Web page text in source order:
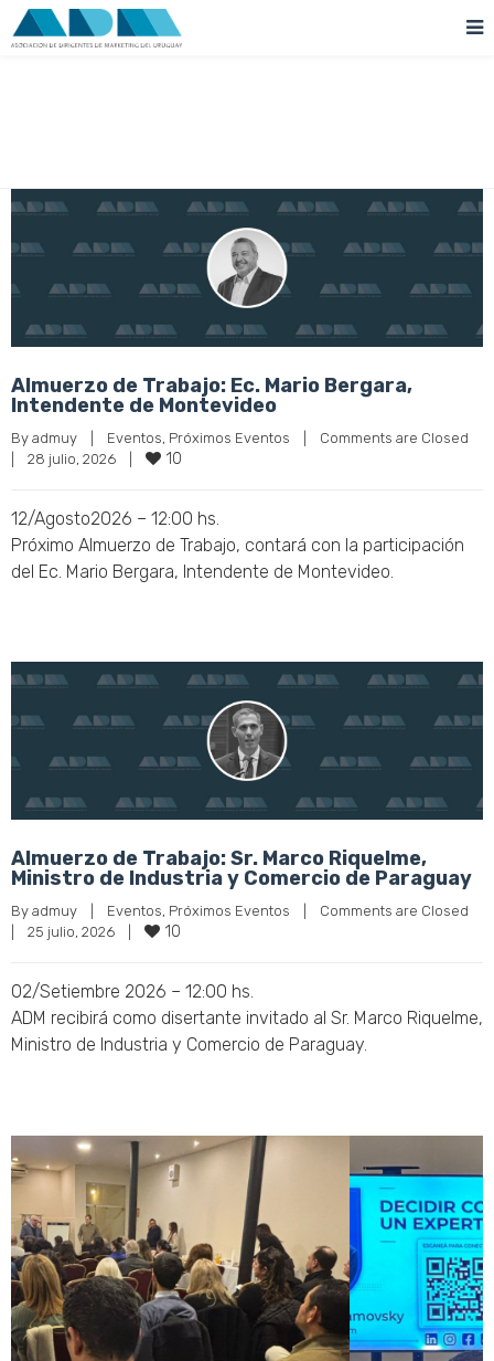
Almuerzo de Trabajo: Ec. Mario Bergara,
Intendente de Montevideo
By admuy Eventos, Próximos Eventos
Comments are Closed
28 julio, 2026 10
12/Agosto2026 – 12:00 hs.
Próximo Almuerzo de Trabajo, contará con la participación
del Ec. Mario Bergara, Intendente de Montevideo.
Almuerzo de Trabajo: Sr. Marco Riquelme,
Ministro de Industria y Comercio de Paraguay
By admuy Eventos, Próximos Eventos
Comments are Closed
25 julio, 2026 10
02/Setiembre 2026 – 12:00 hs.
ADM recibirá como disertante invitado al Sr. Marco Riquelme,
Ministro de Industria y Comercio de Paraguay.